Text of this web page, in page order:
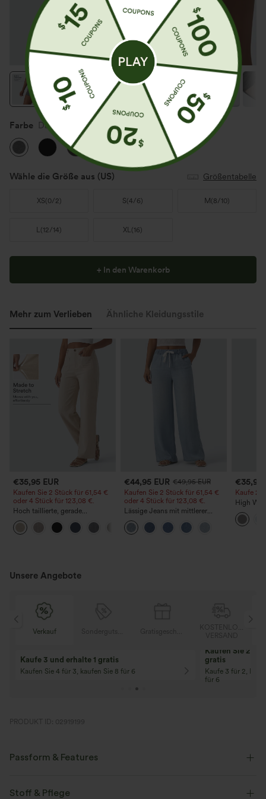
Farbe Darl Gray Floral Yarn
Wähle die Größe aus (US) Größentabelle
XS(0/2) S(4/6) M (8/10)
L(12/14) XL(16)
+ In den Warenkorb
Mehr zum Verlieben Ähnliche Kleidungsstile
€35,95 EUR
Kaufen Sie 2 Stück für 61,54 €
oder 4 Stück für 123,08 €.
Hoch taillierte, gerade
geschnittene, legere Leinen-
Optik-Hose mit Taschen
€44,95 EUR €49,95 EUR
Kaufen Sie 2 Stück für 61,54 €
oder 4 Stück für 123,08 €.
Lässige Jeans mit mittlerer
Bundhöhe, Kordelzug und
Taschen
€35,95
Kaufe 2,
High
Straight
Unsere Angebote
Verkauf
Kaufe 3 und erhalte 1 gratis
Kaufen Sie 4 für 3, kaufen Sie 8 für 6
Kaufen Sie 2
gratis
Kaufe 3 für 2,
für 6
PRODUKT ID: 02919199
Passform & Features
Stoff & Pflege